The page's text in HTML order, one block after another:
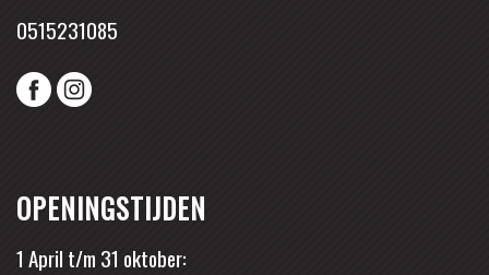
0515231085
OPENINGSTIJDEN
1 April t/m 31 oktober: